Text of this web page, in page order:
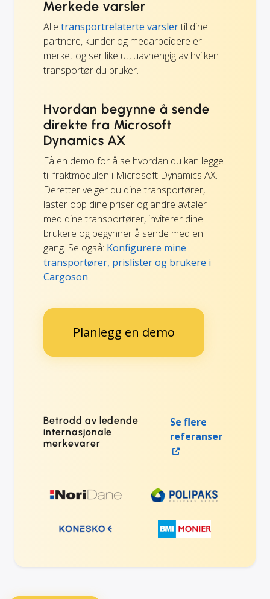
Merkede varsler
Alle transportrelaterte varslertil dine
partnere, kunder og medarbeidere er
merket og ser like ut, uavhengig av hvilken
transportør du bruker.
Hvordan begynne å sende
direkte fra Microsoft
Dynamics AX
Få en demo for å se hvordan du kan legge
til fraktmodulen i Microsoft Dynamics AX.
Deretter velger du dine transportører,
laster opp dine priser og andre avtaler
med dine transportører, inviterer dine
brukere og begynner å sende med en
gang. Se også: Konfigurere mine
transportører, prislister og brukere i
Cargoson.
Planlegg en demo
Betrodd av ledende
internasjonale
merkevarer
Se flere
referanser